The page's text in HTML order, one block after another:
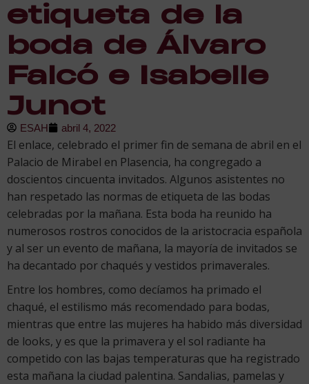
etiqueta de la
boda de Álvaro
Falcó e Isabelle
Junot
ESAH abril 4, 2022
El enlace, celebrado el primer fin de semana de abril en el
Palacio de Mirabel en Plasencia, ha congregado a
doscientos cincuenta invitados. Algunos asistentes no
han respetado las normas de etiqueta de las bodas
celebradas por la mañana. Esta boda ha reunido ha
numerosos rostros conocidos de la aristocracia española
y al ser un evento de mañana, la mayoría de invitados se
ha decantado por chaqués y vestidos primaverales.
Entre los hombres, como decíamos ha primado el
chaqué, el estilismo más recomendado para bodas,
mientras que entre las mujeres ha habido más diversidad
de looks, y es que la primavera y el sol radiante ha
competido con las bajas temperaturas que ha registrado
esta mañana la ciudad palentina. Sandalias, pamelas y